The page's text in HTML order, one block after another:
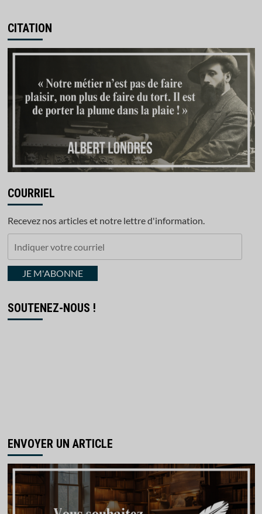
CITATION
COURRIEL
Recevez nos articles et notre lettre d'information.
courrielJE M'ABONNE
SOUTENEZ-NOUS !
ENVOYER UN ARTICLE